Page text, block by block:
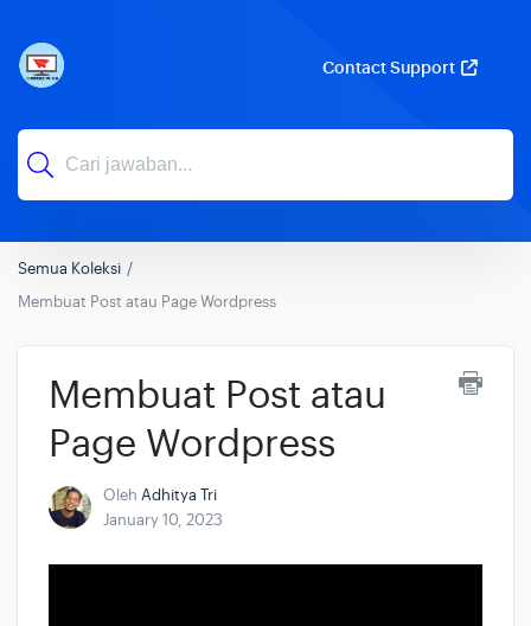
Contact Support
Semua Koleksi
Membuat Post atau Page Wordpress
Membuat Post atau
Page Wordpress
Oleh Adhitya Tri
January 10, 2023